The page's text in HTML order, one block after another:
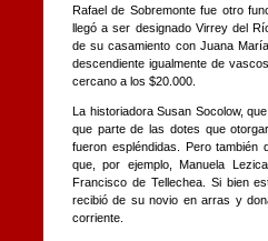
Rafael de Sobremonte fue otro
llegó a ser designado Virrey del
de su casamiento con Juana
descendiente igualmente de
cercano a los $20.000.
La historiadora Susan Socolow,
que parte de las dotes que
fueron espléndidas. Pero
que, por ejemplo, Manuela
Francisco de Tellechea. Si bien
recibió de su novio en arras y
corriente.